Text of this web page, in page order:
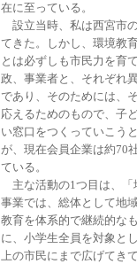
在に至っている。
設立当時、私は西宮市
てきた。しかし、環境教
とは必ずしも市民力を育
政、事業者と、それぞれ
であり、そのためには、
応えるためのもので、子
い窓口をつくっていこう
が、現在会員企業は約70
ている。
主な活動の1つ目は、「
事業では、総体として地
教育を体系的で継続的な
に、小学生全員を対象と
上の市民にまで広げてき